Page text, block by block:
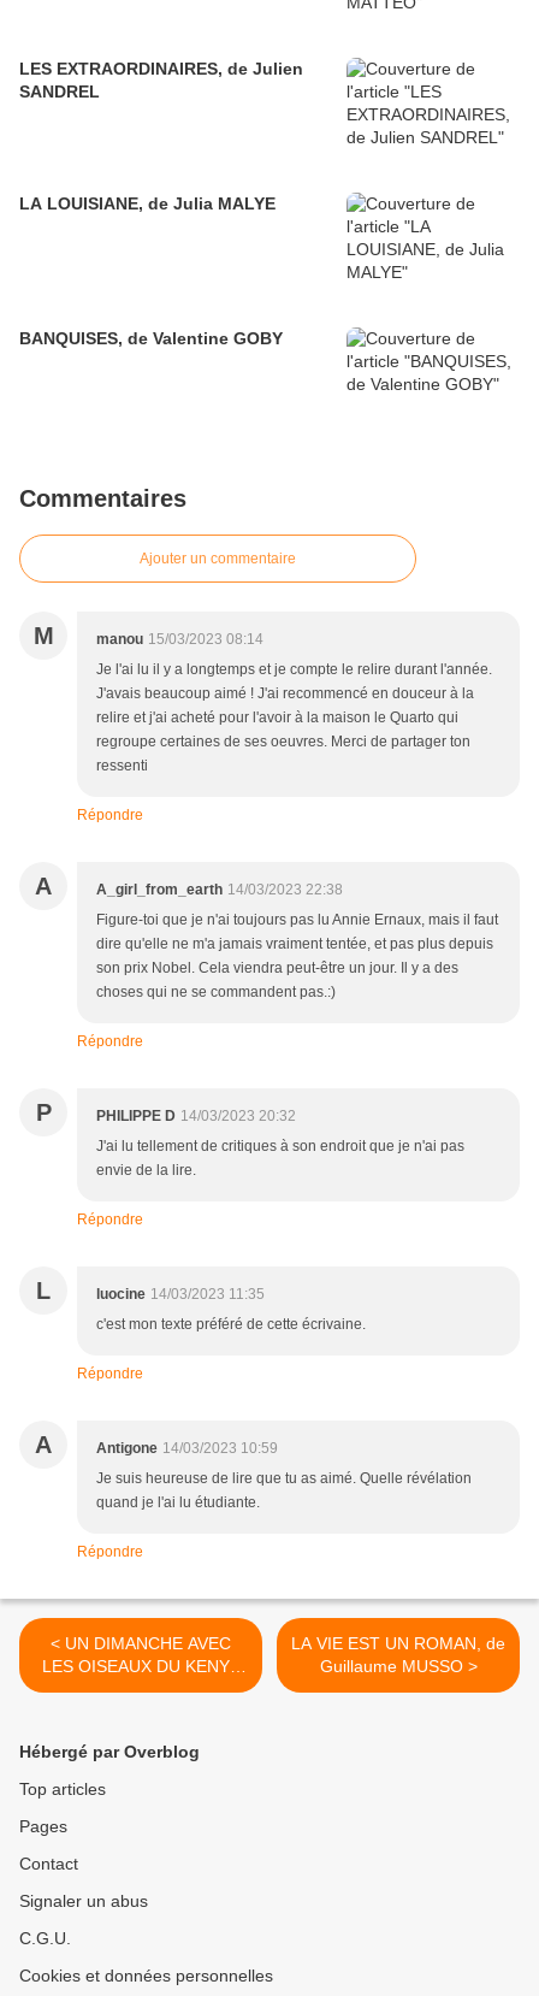
LES EXTRAORDINAIRES, de Julien
SANDREL
LA LOUISIANE, de Julia MALYE
BANQUISES, de Valentine GOBY
Commentaires
Ajouter un commentaire
M manou 15/03/2023 08:14
Je l'ai lu il y a longtemps et je compte le relire durant l'année.
J'avais beaucoup aimé ! J'ai recommencé en douceur à la
relire et j'ai acheté pour l'avoir à la maison le Quarto qui
regroupe certaines de ses oeuvres. Merci de partager ton
ressenti
Répondre
A A_girl_from_earth 14/03/2023 22:38
Figure-toi que je n'ai toujours pas lu Annie Ernaux, mais il faut
dire qu'elle ne m'a jamais vraiment tentée, et pas plus depuis
son prix Nobel. Cela viendra peut-être un jour. Il y a des
choses qui ne se commandent pas.:)
Répondre
P PHILIPPE D 14/03/2023 20:32
J'ai lu tellement de critiques à son endroit que je n'ai pas
envie de la lire.
Répondre
L luocine 14/03/2023 11:35
c'est mon texte préféré de cette écrivaine.
Répondre
A Antigone 14/03/2023 10:59
Je suis heureuse de lire que tu as aimé. Quelle révélation
quand je l'ai lu étudiante.
Répondre
< UN DIMANCHE AVEC
LES OISEAUX DU KENYA
3/ ?
LA VIE EST UN ROMAN, de
Guillaume MUSSO >
Hébergé par Overblog
Top articles
Pages
Contact
Signaler un abus
C.G.U.
Cookies et données personnelles